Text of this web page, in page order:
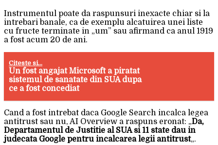
Instrumentul poate da raspunsuri inexacte chiar si la
intrebari banale, ca de exemplu alcatuirea unei liste
cu fructe terminate in „um” sau afirmand ca anul 1919
a fost acum 20 de ani.
Citeste si...
Un fost angajat Microsoft a piratat
sistemul de sanatate din SUA dupa
ce a fost concediat
Cand a fost intrebat daca Google Search incalca legea
antitrust sau nu, AI Overview a raspuns eronat: „Da,
Departamentul de Justitie al SUA si 11 state dau in
judecata Google pentru incalcarea legii antitrust„.